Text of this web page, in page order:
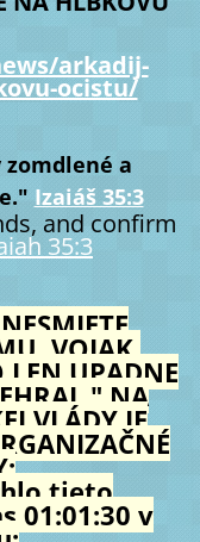
arkadij-
ocistu/
a
Izaiáš 35:3
and confirm
35:3
VOJAK,
LEN UPADNE
NA
VLÁDY JE
tieto
01:01:30 v